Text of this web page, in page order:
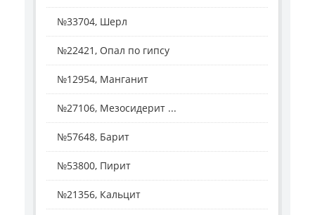
№33704, Шерл
№22421, Опал по гипсу
№12954, Манганит
№27106, Мезосидерит ...
№57648, Барит
№53800, Пирит
№21356, Кальцит